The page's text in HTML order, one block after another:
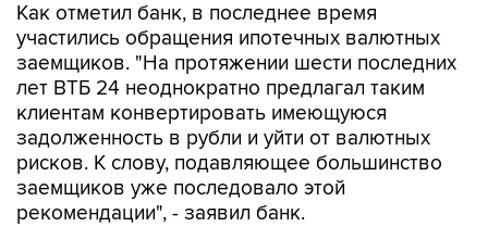
Как отметил банк, в последнее время
участились обращения ипотечных валютных
заемщиков. "На протяжении шести последних
лет ВТБ 24 неоднократно предлагал таким
клиентам конвертировать имеющуюся
задолженность в рубли и уйти от валютных
рисков. К слову, подавляющее большинство
заемщиков уже последовало этой
рекомендации", - заявил банк.